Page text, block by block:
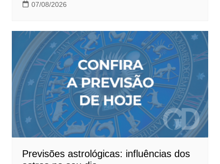
07/08/2026
Previsões astrológicas: influências dos